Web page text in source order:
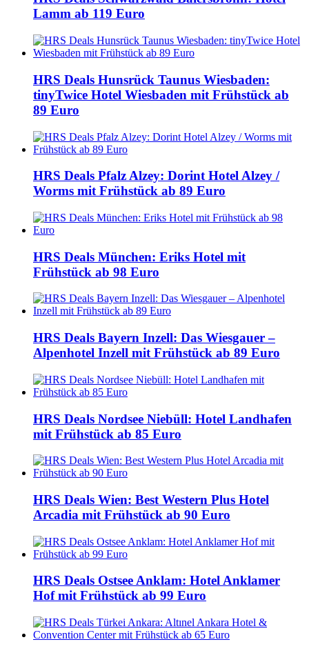
Lamm ab 119 Euro
HRS Deals Hunsrück Taunus Wiesbaden:
tinyTwice Hotel Wiesbaden mit Frühstück ab
89 Euro
HRS Deals Pfalz Alzey: Dorint Hotel Alzey /
Worms mit Frühstück ab 89 Euro
HRS Deals München: Eriks Hotel mit
Frühstück ab 98 Euro
HRS Deals Bayern Inzell: Das Wiesgauer –
Alpenhotel Inzell mit Frühstück ab 89 Euro
HRS Deals Nordsee Niebüll: Hotel Landhafen
mit Frühstück ab 85 Euro
HRS Deals Wien: Best Western Plus Hotel
Arcadia mit Frühstück ab 90 Euro
HRS Deals Ostsee Anklam: Hotel Anklamer
Hof mit Frühstück ab 99 Euro